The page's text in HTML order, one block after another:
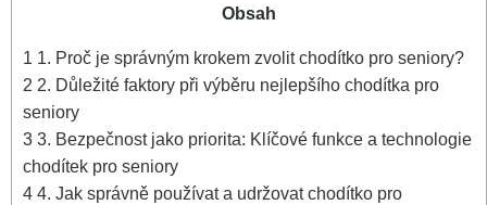
Obsah
1 1. Proč je správným krokem zvolit chodítko pro seniory?
2 2.⁤ Důležité⁤ faktory při výběru nejlepšího chodítka pro
seniory
3 3. Bezpečnost​ jako⁣ priorita:‌ Klíčové funkce a technologie
chodítek pro​ seniory
4 4. Jak správně používat a ‍udržovat chodítko pro